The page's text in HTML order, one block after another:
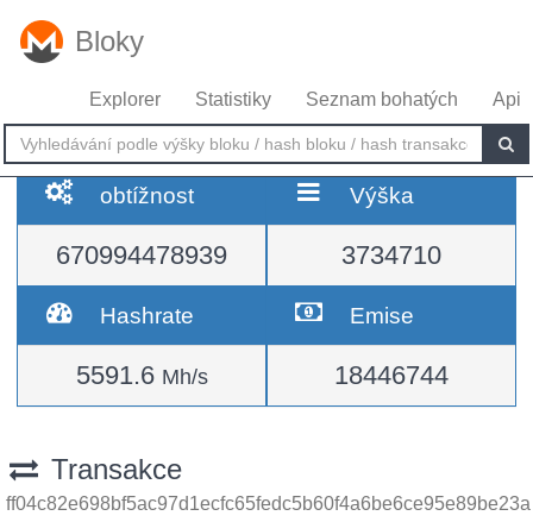
Bloky
Explorer Statistiky Seznam bohatých Api
obtížnost
670994478939
Výška
3734710
Hashrate
5591.6 Mh/s
Emise
18446744
Transakce
ff04c82e698bf5ac97d1ecfc65fedc5b60f4a6be6ce95e89be23a